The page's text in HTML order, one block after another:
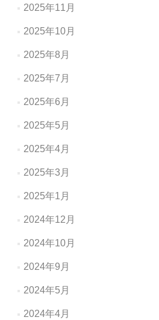
2025年11月
2025年10月
2025年8月
2025年7月
2025年6月
2025年5月
2025年4月
2025年3月
2025年1月
2024年12月
2024年10月
2024年9月
2024年5月
2024年4月